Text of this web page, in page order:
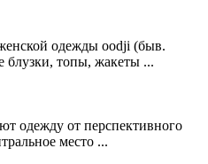
одежды oodji (быв.
топы, жакеты ...
одежду от перспективного
место ...